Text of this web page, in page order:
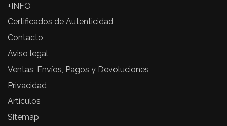
+INFO
Certificados de Autenticidad
Contacto
Aviso legal
Ventas, Envíos, Pagos y Devoluciones
Privacidad
Artículos
Sitemap